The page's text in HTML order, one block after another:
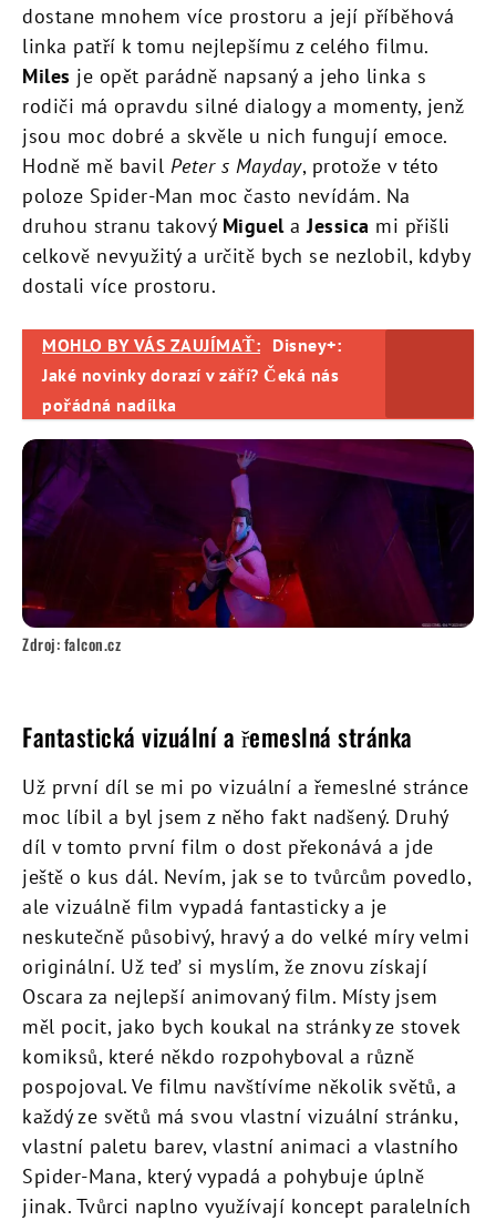
dostane mnohem více prostoru a její příběhová
linka patří k tomu nejlepšímu z celého filmu.
Miles je opět parádně napsaný a jeho linka s
rodiči má opravdu silné dialogy a momenty, jenž
jsou moc dobré a skvěle u nich fungují emoce.
Hodně mě bavil Peter s Mayday, protože v této
poloze Spider-Man moc často nevídám. Na
druhou stranu takový Miguela Jessica mi přišli
celkově nevyužitý a určitě bych se nezlobil, kdyby
dostali více prostoru.
MOHLO BY VÁS ZAUJÍMAŤ: Disney+:
Jaké novinky dorazí v září? Čeká nás
pořádná nadílka
Zdroj: falcon.cz
Fantastická vizuální a řemeslná stránka
Už první díl se mi po vizuální a řemeslné stránce
moc líbil a byl jsem z něho fakt nadšený. Druhý
díl v tomto první film o dost překonává a jde
ještě o kus dál. Nevím, jak se to tvůrcům povedlo,
ale vizuálně film vypadá fantasticky a je
neskutečně působivý, hravý a do velké míry velmi
originální. Už teď si myslím, že znovu získají
Oscara za nejlepší animovaný film. Místy jsem
měl pocit, jako bych koukal na stránky ze stovek
komiksů, které někdo rozpohyboval a různě
pospojoval. Ve filmu navštívíme několik světů, a
každý ze světů má svou vlastní vizuální stránku,
vlastní paletu barev, vlastní animaci a vlastního
Spider-Mana, který vypadá a pohybuje úplně
jinak. Tvůrci naplno využívají koncept paralelních